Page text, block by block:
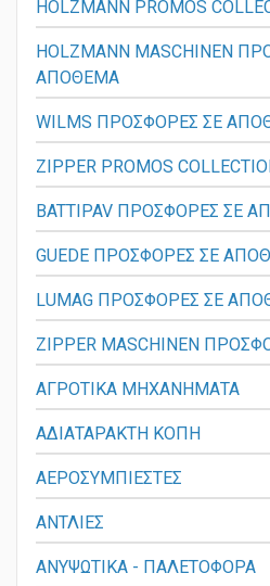
HOLZMANN PROMOS
HOLZMANN MASCHINEN
ΑΠΟΘΕΜΑ
WILMS ΠΡΟΣΦΟΡΕΣ ΣΕ
ZIPPER PROMOS
BATTIPAV ΠΡΟΣΦΟΡΕΣ ΣΕ
GUEDE ΠΡΟΣΦΟΡΕΣ ΣΕ
LUMAG ΠΡΟΣΦΟΡΕΣ ΣΕ
ZIPPER MASCHINEN
ΑΓΡΟΤΙΚΑ ΜΗΧΑΝΗΜΑΤΑ
ΑΔΙΑΤΑΡΑΚΤΗ ΚΟΠΗ
ΑΕΡΟΣΥΜΠΙΕΣΤΕΣ
ΑΝΤΛΙΕΣ
ΑΝΥΨΩΤΙΚΑ - ΠΑΛΕΤΟΦΟΡΑ